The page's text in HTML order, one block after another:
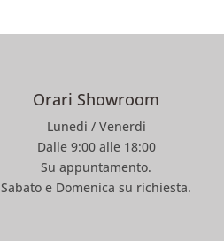
Orari Showroom
Lunedi / Venerdi
Dalle 9:00 alle 18:00
Su appuntamento.
Sabato e Domenica su richiesta.